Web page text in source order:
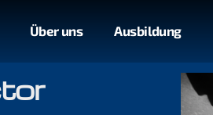
Über uns Ausbildung